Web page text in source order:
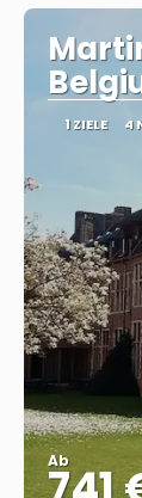
1 ZIELE 4
Ab